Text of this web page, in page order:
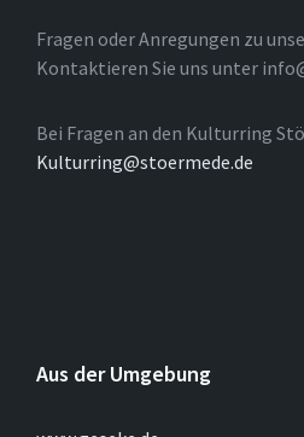
Fragen oder Anregungen zu
Kontaktieren Sie uns unter
Bei Fragen an den Kulturring
Kulturring@stoermede.de
Aus der Umgebung